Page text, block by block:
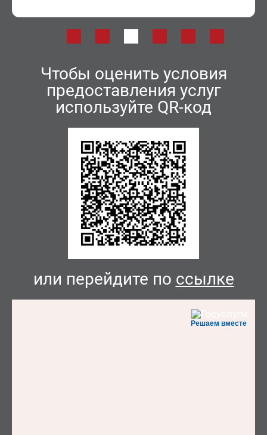
Чтобы оценить условия
предоставления услуг
используйте QR-код
или перейдите по ссылке
Решаем вместе